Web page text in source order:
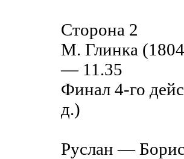
Сторона 2
M. Глинка
— 11.35
Финал 4-го
д.)
Руслан —